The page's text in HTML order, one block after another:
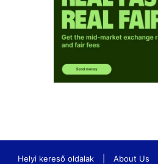
Helyi kereső oldalak About Us